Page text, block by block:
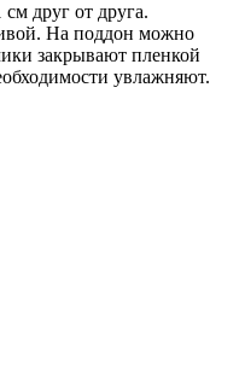
друг от друга.
На поддон можно
закрывают пленкой
увлажняют.